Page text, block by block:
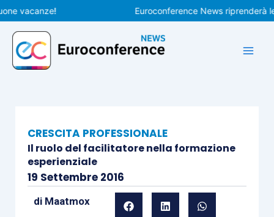
Vai
al
contenuto
Euroconference News riprenderà le
CRESCITA PROFESSIONALE
Il ruolo del facilitatore nella formazione
esperienziale
19 Settembre 2016
di Maatmox